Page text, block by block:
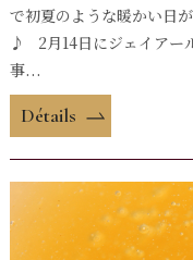
で初夏のような暖かい日
♪ 2月14日にジェイアー
事...
Détails